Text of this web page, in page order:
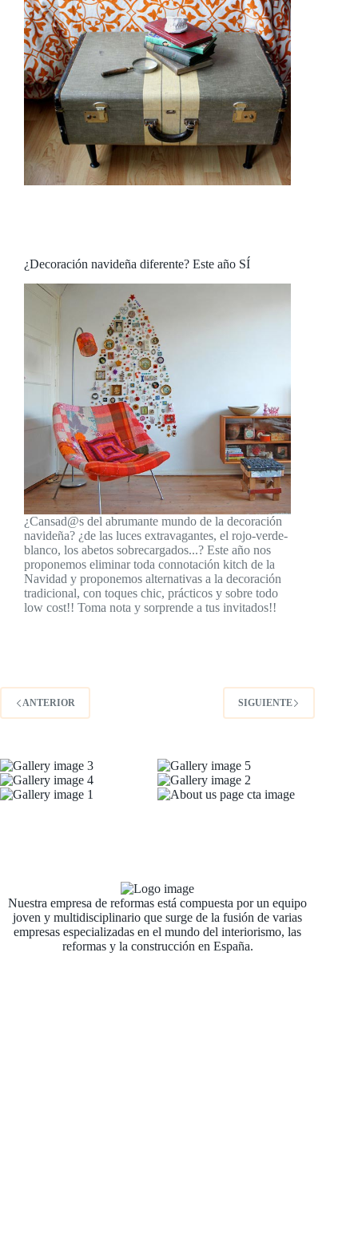
¿Decoración navideña diferente? Este año SÍ
¿Cansad@s del abrumante mundo de la decoración
navideña? ¿de las luces extravagantes, el rojo-verde-
blanco, los abetos sobrecargados...? Este año nos
proponemos eliminar toda connotación kitch de la
Navidad y proponemos alternativas a la decoración
tradicional, con toques chic, prácticos y sobre todo
low cost!! Toma nota y sorprende a tus invitados!!
ANTERIOR SIGUIENTE
Nuestra empresa de reformas está compuesta por un equipo
joven y multidisciplinario que surge de la fusión de varias
empresas especializadas en el mundo del interiorismo, las
reformas y la construcción en España.